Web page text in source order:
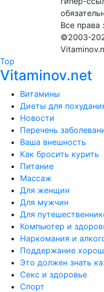
Все
©2003-
Top
Vitaminov.net
Витамины
Диеты для
Новости
Перечень
Ваша внешность
Как бросить курить
Питание
Массаж
Для женщин
Для мужчин
Для
Компьютер и
Наркомания и
Поддержание
Это должен знать
Секс и здоровье
Спорт